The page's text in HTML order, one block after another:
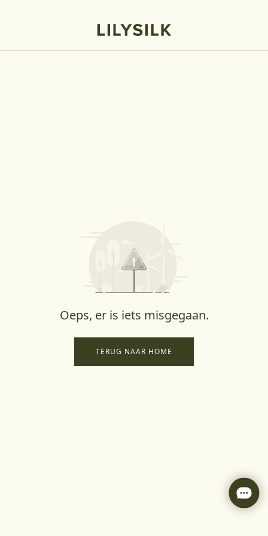
Oeps, er is iets misgegaan.
TERUG NAAR HOME